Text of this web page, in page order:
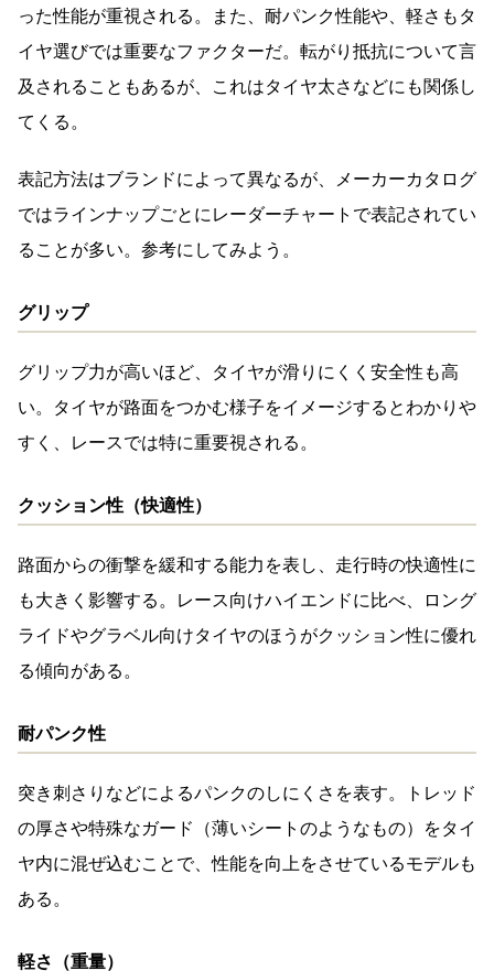
った性能が重視される。また、耐パンク性能や、軽さもタ
イヤ選びでは重要なファクターだ。転がり抵抗について言
及されることもあるが、これはタイヤ太さなどにも関係し
てくる。
表記方法はブランドによって異なるが、メーカーカタログ
ではラインナップごとにレーダーチャートで表記されてい
ることが多い。参考にしてみよう。
グリップ
グリップ力が高いほど、タイヤが滑りにくく安全性も高
い。タイヤが路面をつかむ様子をイメージするとわかりや
すく、レースでは特に重要視される。
クッション性（快適性）
路面からの衝撃を緩和する能力を表し、走行時の快適性に
も大きく影響する。レース向けハイエンドに比べ、ロング
ライドやグラベル向けタイヤのほうがクッション性に優れ
る傾向がある。
耐パンク性
突き刺さりなどによるパンクのしにくさを表す。トレッド
の厚さや特殊なガード（薄いシートのようなもの）をタイ
ヤ内に混ぜ込むことで、性能を向上をさせているモデルも
ある。
軽さ（重量）